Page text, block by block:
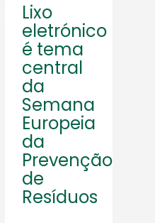
Lixo
eletrónico
é tema
central
da
Semana
Europeia
da
Prevenção
de
Resíduos